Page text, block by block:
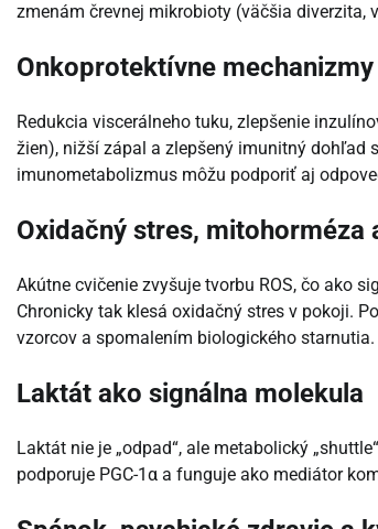
zmenám črevnej mikrobioty (väčšia diverzita,
Onkoprotektívne mechanizmy
Redukcia viscerálneho tuku, zlepšenie
žien), nižší zápal a zlepšený imunitný dohľad
imunometabolizmus môžu podporiť aj
Oxidačný stres, mitohorméza
Akútne cvičenie zvyšuje tvorbu ROS, čo ako
Chronicky tak klesá oxidačný stres v pokoji.
vzorcov a spomalením biologického starnutia.
Laktát ako signálna molekula
Laktát nie je „odpad“, ale metabolický
podporuje PGC-1α a funguje ako mediátor